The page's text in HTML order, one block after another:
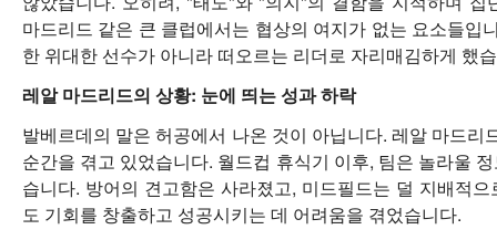
마드리드 같은 큰 클럽에서는 협상의 여지가 없는 요소들입
한 위대한 선수가 아니라 떠오르는 리더로 자리매김하게 했
레알 마드리드의 상황: 눈에 띄는 성과 하락
발베르데의 말은 허공에서 나온 것이 아닙니다. 레알 마드리
순간을 겪고 있었습니다. 월드컵 휴식기 이후, 팀은 놀라울
습니다. 방어의 견고함은 사라졌고, 미드필드는 덜 지배적
도 기회를 창출하고 성공시키는 데 어려움을 겪었습니다.